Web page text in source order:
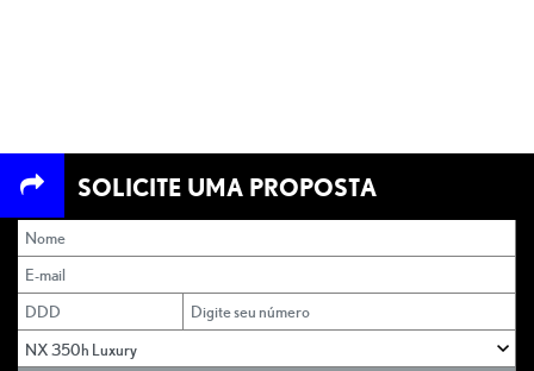
SOLICITE UMA PROPOSTA
A NX 350H LUXURY
COMBINA UM MOTOR A
GASOLINA DE 2,5 LITROS E
QUATRO CILINDROS COM
UM POTENTE MOTOR